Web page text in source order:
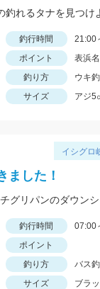
れるタナを見つけ
釣行時間
21:00
ポイント
表浜
釣り方
ウキ
サイズ アジ5
イシグロ
ました！
釣行時間
07:00
ポイント
釣り方
バス釣
サイズ ブラ